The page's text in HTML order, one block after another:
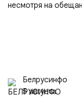
Белрусинфо
5 августа